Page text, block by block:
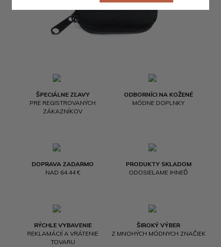
ŠPECIÁLNE ZĽAVY
PRE REGISTROVANÝCH
ZÁKAZNÍKOV
ODBORNÍCI NA KOŽENÉ
MÓDNE DOPLNKY
DOPRAVA ZADARMO
NAD 64.44 €
PRODUKTY SKLADOM
ODOSIELAME IHNEĎ
RÝCHLE VYBAVENIE
REKLAMÁCIÍ A VRÁTENIE
TOVARU
ŠIROKÝ VÝBER
Z MNOHÝCH MÓDNYCH ZNAČIEK